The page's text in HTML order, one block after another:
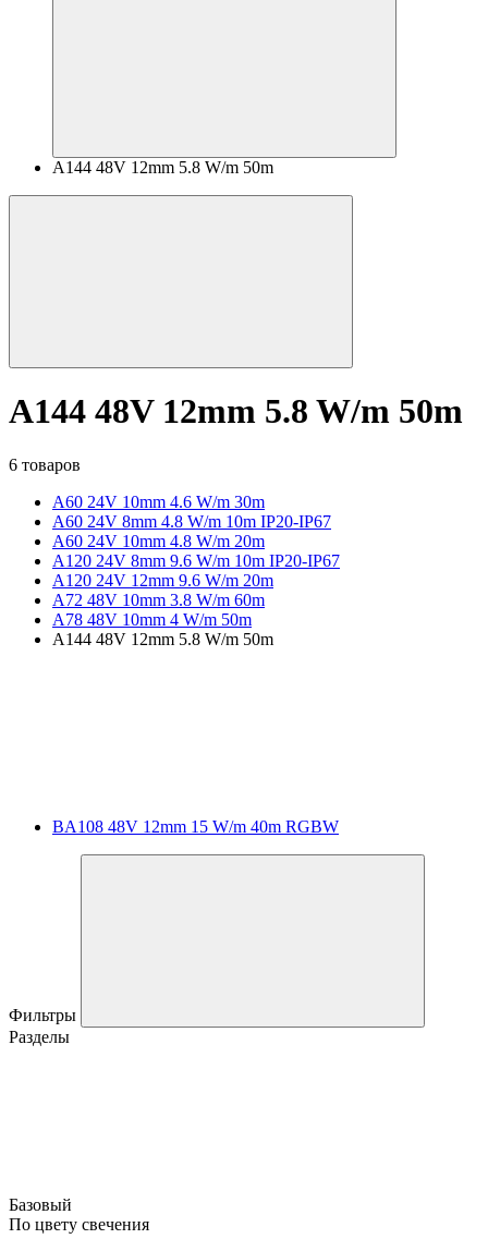
A144 48V 12mm 5.8 W/m 50m
A144 48V 12mm 5.8 W/m 50m
6 товаров
A60 24V 10mm 4.6 W/m 30m
A60 24V 8mm 4.8 W/m 10m IP20-IP67
A60 24V 10mm 4.8 W/m 20m
A120 24V 8mm 9.6 W/m 10m IP20-IP67
A120 24V 12mm 9.6 W/m 20m
A72 48V 10mm 3.8 W/m 60m
A78 48V 10mm 4 W/m 50m
A144 48V 12mm 5.8 W/m 50m
BA108 48V 12mm 15 W/m 40m RGBW
Фильтры
Разделы
Базовый
По цвету свечения